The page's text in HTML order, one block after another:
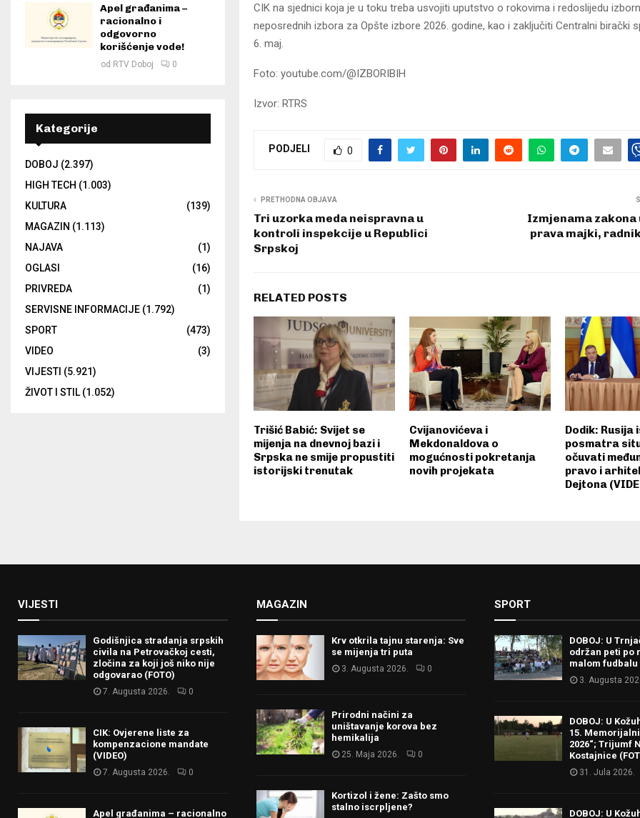
CIK na sjednici koja je u toku treba usvojiti uputstvo o rokovima i redoslijedu
neposrednih izbora za Opšte izbore 2026. godine, kao i zaključiti Centralni birački
6. maj.
Foto: youtube.com/@IZBORIBIH
Izvor: RTRS
PODJELI 0
PRETHODNA OBJAVA
Tri uzorka meda neispravna u
kontroli inspekcije u Republici
Srpskoj
Izmjenama
prava majki,
RELATED POSTS
Trišić Babić: Svijet se
mijenja na dnevnoj bazi i
Srpska ne smije propustiti
istorijski trenutak
Cvijanovićeva i
Mekdonaldova o
mogućnosti pokretanja
novih projekata
Dodik: Rusija
posmatra
očuvati
pravo i
Dejtona
Apel građanima –
racionalno i
odgovorno
korišćenje vode!
od RTV Doboj 0
Kategorije
DOBOJ (2.397)
HIGH TECH (1.003)
KULTURA
(139)
MAGAZIN (1.113)
NAJAVA
(1)
OGLASI
(16)
PRIVREDA
(1)
SERVISNE INFORMACIJE (1.792)
SPORT
(473)
VIDEO
(3)
VIJESTI (5.921)
ŽIVOT I STIL(1.052)
VIJESTI
Godišnjica stradanja srpskih
civila na Petrovačkoj cesti,
zločina za koji još niko nije
odgovarao (FOTO)
7. Augusta 2026. 0
CIK: Ovjerene liste za
kompenzacione mandate
(VIDEO)
7. Augusta 2026. 0
Apel građanima – racionalno
MAGAZIN
Krv otkrila tajnu starenja: Sve
se mijenja tri puta
3. Augusta 2026. 0
Prirodni načini za
uništavanje korova bez
hemikalija
25. Maja 2026. 0
Kortizol i žene: Zašto smo
stalno iscrpljene?
SPORT
DOBOJ: U
održan peti po
malom fudbalu
3. Augusta
DOBOJ: U
15.
2026“; Trijumf
Kostajnice
31. Jula 2026.
DOBOJ: U